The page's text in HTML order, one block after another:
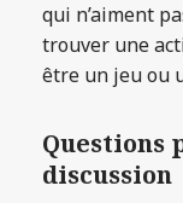
qui n’aiment
trouver une
être un jeu ou
Questions
discussion